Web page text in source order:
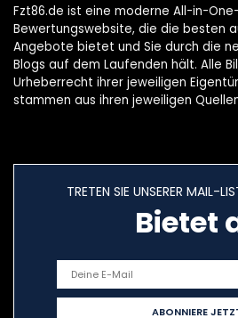
Fzt86.de ist eine moderne All-in-
Bewertungswebsite, die die besten
Angebote bietet und Sie durch die
Blogs auf dem Laufenden hält. Alle
Urheberrecht ihrer jeweiligen
stammen aus ihren jeweiligen
TRETEN SIE UNSERER MAIL-
Bietet